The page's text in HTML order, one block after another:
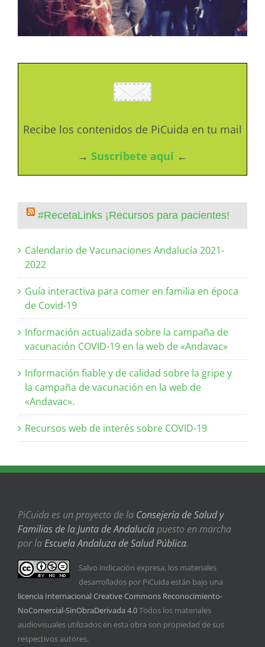
Recibe los contenidos de PiCuida en tu mail
→ Suscríbete aquí ←
#RecetaLinks ¡Recursos para pacientes!
Calendario de Vacunaciones Andalucía 2021-
2022
Guía interactiva para comer en familia en época
de Covid-19
Información actualizada sobre la campaña de
vacunación COVID-19 en la web de «Andavac»
Información fiable y de calidad sobre la gripe y
la campaña de vacunación en la web de
«Andavac».
Recursos web de interés sobre COVID-19
PiCuida es un proyecto de la Consejería de Salud y
Familias de la Junta de Andalucíapuesto en marcha
por laEscuela Andaluza de Salud Pública.
Salvo indicación expresa, los materiales
desarrollados por PiCuida están bajo una
licencia Internacional Creative Commons Reconocimiento-
NoComercial-SinObraDerivada 4.0Todos los materiales
audiovisuales utilizados en esta obra son propiedad de sus
respectivos autores.